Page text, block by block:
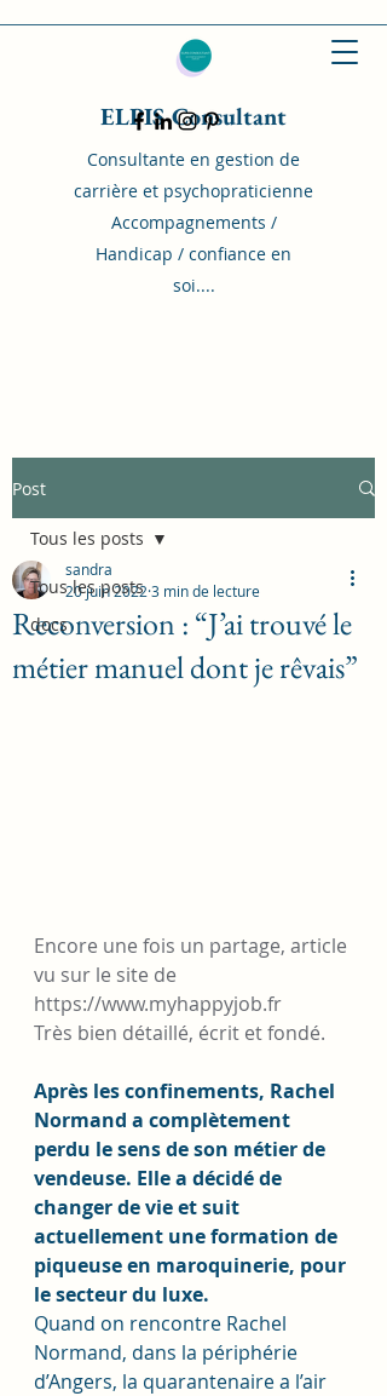
ELPIS Consultant
Consultante en gestion de
carrière et psychopraticienne
Accompagnements /
Handicap / confiance en
soi....
Post
Tous les posts
docs
Tous les posts
Reconversion : “J’ai trouvé le
métier manuel dont je rêvais”
sandra
20 juin 2022 3 min de lecture
Encore une fois un partage, article
vu sur le site de
https://www.myhappyjob.fr
Très bien détaillé, écrit et fondé.
Après les confinements, Rachel
Normand a complètement
perdu le sens de son métier de
vendeuse. Elle a décidé de
changer de vie et suit
actuellement une formation de
piqueuse en maroquinerie, pour
le secteur du luxe.
Quand on rencontre Rachel
Normand, dans la périphérie
d’Angers, la quarantenaire a l’air